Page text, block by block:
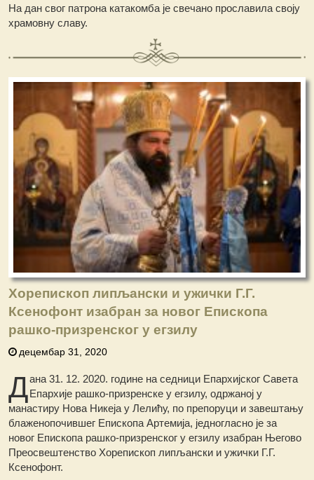
На дан свог патрона катакомба је свечано прославила своју
храмовну славу.
Хорепископ липљански и ужички Г.Г.
Ксенофонт изабран за новог Епископа
рашко-призренског у егзилу
децембар 31, 2020
Дана 31. 12. 2020. године на седници Епархијског Савета
Епархије рашко-призренске у егзилу, одржаној у
манастиру Нова Никеја у Лелићу, по препоруци и завештању
блаженопочившег Епископа Артемија, једногласно је за
новог Епископа рашко-призренског у егзилу изабран Његово
Преосвештенство Хорепископ липљански и ужички Г.Г.
Ксенофонт.